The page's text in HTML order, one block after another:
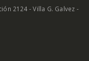
2124 - Villa G. Galvez -